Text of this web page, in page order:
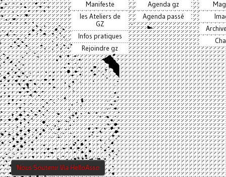
Manifeste
les Ateliers de
GZ
Infos pratiques
Rejoindre gz
Agenda gz
Agenda passé
Nous Soutenir Via HelloAsso